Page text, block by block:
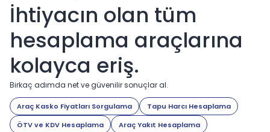
İhtiyacın olan tüm
hesaplama araçlarına
kolayca eriş.
Birkaç adımda net ve güvenilir sonuçlar al.
Araç Kasko Fiyatları Sorgulama
Tapu Harcı Hesaplama
ÖTV ve KDV Hesaplama
Araç Yakıt Hesaplama